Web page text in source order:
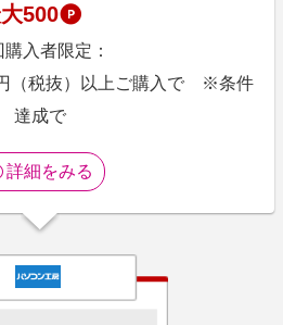
分割払い
ーン
500
購入者限定：
（税抜）以上ご購入で ※条件
達成で
詳細をみる